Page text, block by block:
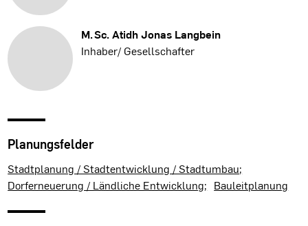
M. Sc.Atidh Jonas Langbein
Inhaber/ Gesellschafter
Planungsfelder
Stadtplanung / Stadtentwicklung / Stadtumbau
Dorferneuerung / Ländliche Entwicklung
Bauleitplanung